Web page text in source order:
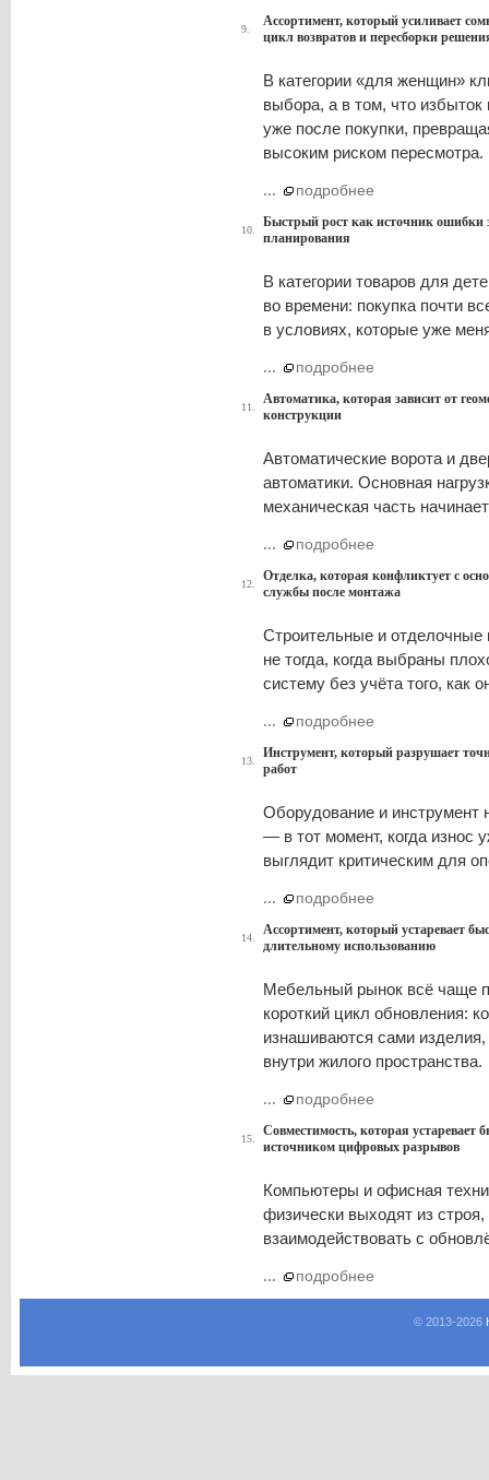
9.
Ассортимент, который усиливает
цикл возвратов и пересборки
В категории «для женщин»
выбора, а в том, что избыток
уже после покупки,
высоким риском пересмотра.
... подробнее
10.
Быстрый рост как источник ошибки
планирования
В категории товаров для
во времени: покупка почти
в условиях, которые уже
... подробнее
11.
Автоматика, которая зависит от
конструкции
Автоматические ворота и
автоматики. Основная
механическая часть
... подробнее
12.
Отделка, которая конфликтует с
службы после монтажа
Строительные и
не тогда, когда выбраны
систему без учёта того, как
... подробнее
13.
Инструмент, который разрушает
работ
Оборудование и инструмент
— в тот момент, когда износ
выглядит критическим для
... подробнее
14.
Ассортимент, который устаревает
длительному использованию
Мебельный рынок всё чаще
короткий цикл обновления:
изнашиваются сами
внутри жилого пространства.
... подробнее
15.
Совместимость, которая устаревает
источником цифровых разрывов
Компьютеры и офисная
физически выходят из
взаимодействовать с
... подробнее
© 2013-2026